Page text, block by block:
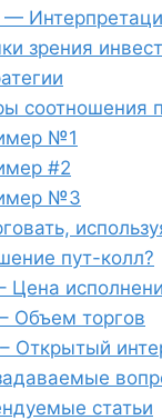
зрения
соотношения
№1
#2
№3
пут-колл?
Цена
Объем торгов
Открытый
статьи